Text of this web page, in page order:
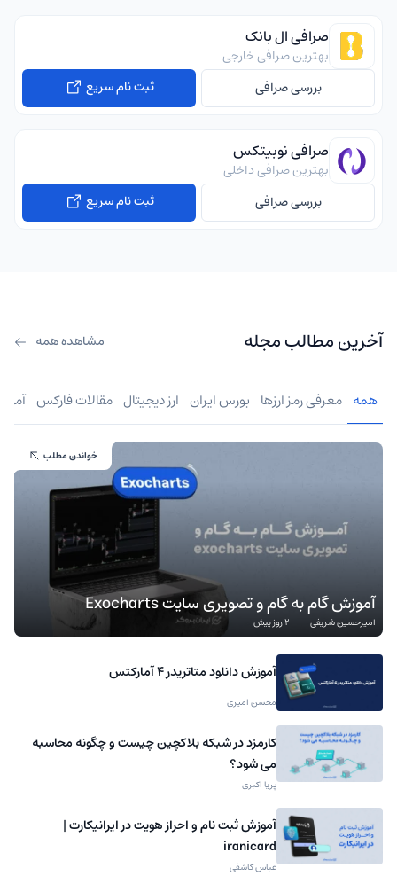
صرافی ال بانک
بهترین صرافی خارجی
بررسی صرافی
ثبت نام سریع
صرافی نوبیتکس
بهترین صرافی داخلی
بررسی صرافی
ثبت نام سریع
آخرین مطالب مجله مشاهده همه
همه معرفی رمز ارزها بورس ایران ارز دیجیتال مقالات فارکس
آموزش گام به گام و تصویری سایت Exocharts
امیرحسین شریفی | 2 روز پیش
خواندن مطلب
آموزش دانلود متاتریدر 4 آمارکتس
محسن امیری
کارمزد در شبکه بلاکچین چیست و چگونه محاسبه
می شود؟
پریا اکبری
آموزش ثبت نام و احراز هویت در ایرانیکارت |
iranicard
عباس کاشفی